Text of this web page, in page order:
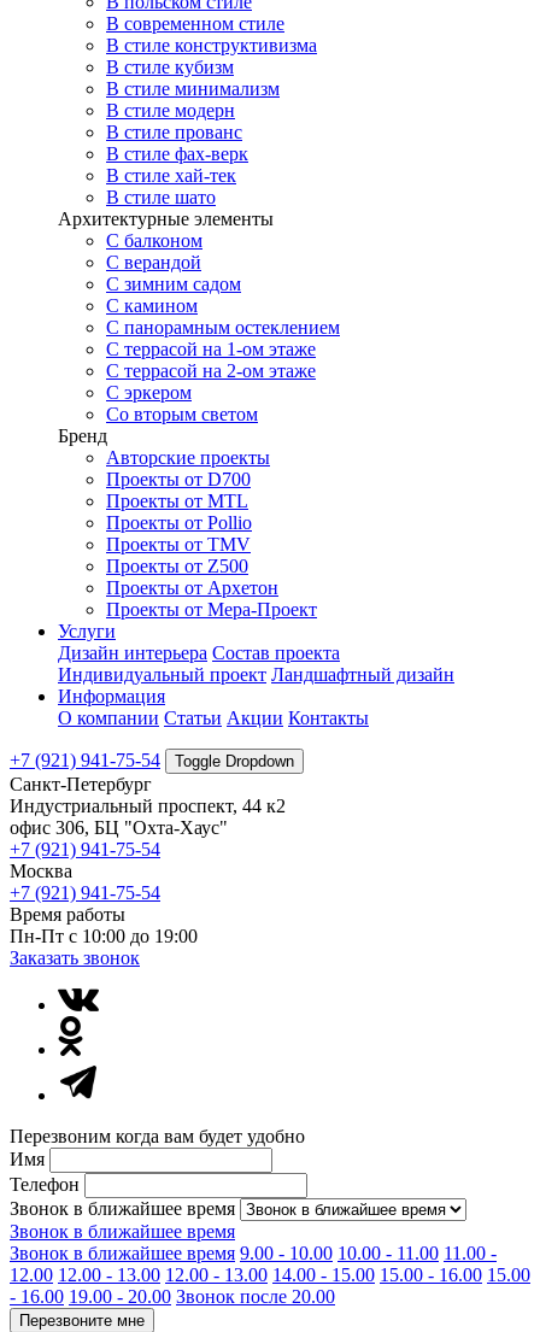
В современном стиле
В стиле конструктивизма
В стиле кубизм
В стиле минимализм
В стиле модерн
В стиле прованс
В стиле фах-верк
В стиле хай-тек
В стиле шато
Архитектурные элементы
С балконом
С верандой
С зимним садом
С камином
С панорамным остеклением
С террасой на 1-ом этаже
С террасой на 2-ом этаже
С эркером
Со вторым светом
Бренд
Авторские проекты
Проекты от D700
Проекты от MTL
Проекты от Pollio
Проекты от TMV
Проекты от Z500
Проекты от Архетон
Проекты от Мера-Проект
Услуги
Дизайн интерьера Состав проекта
Индивидуальный проект Ландшафтный дизайн
Информация
О компании Статьи Акции Контакты
+7 (921) 941-75-54 Toggle Dropdown
Санкт-Петербург
Индустриальный проспект, 44 к2
офис 306, БЦ "Охта-Хаус"
+7 (921) 941-75-54
Москва
+7 (921) 941-75-54
Время работы
Пн-Пт с 10:00 до 19:00
Заказать звонок
Перезвоним когда вам будет удобно
Имя
Телефон
Звонок в ближайшее время
Звонок в ближайшее время
Звонок в ближайшее время 9.00 - 10.00 10.00 - 11.00 11.00 -
12.00 12.00 - 13.00 12.00 - 13.00 14.00 - 15.00 15.00 - 16.00 15.00
- 16.00 19.00 - 20.00 Звонок после 20.00
Перезвоните мне